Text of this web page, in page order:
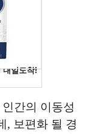
간의 이동성
, 보편화 될 경